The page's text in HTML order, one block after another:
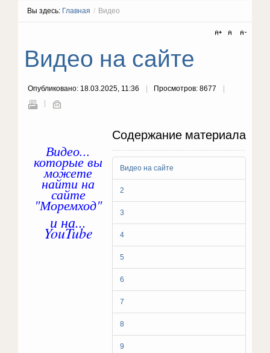
Вы здесь: Главная / Видео
Видео на сайте
Опубликовано: 18.03.2025, 11:36 Просмотров: 8677
Содержание материала
Видео на сайте
2
3
4
5
6
7
8
9
Видео...
которые вы
можете
найти на
сайте
"Моремход"
и на...
YouTube